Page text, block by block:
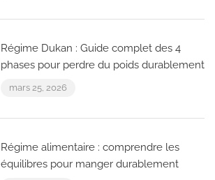
Régime Dukan : Guide complet des 4
phases pour perdre du poids durablement
mars 25, 2026
Régime alimentaire : comprendre les
équilibres pour manger durablement